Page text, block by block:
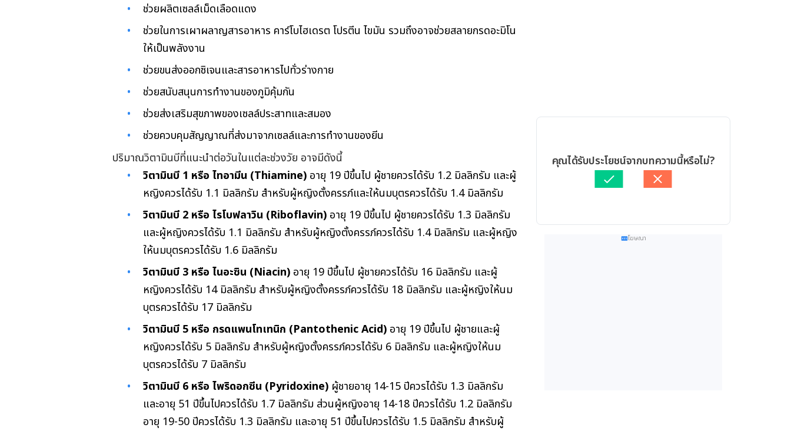
ช่วยผลิตเซลล์เม็ดเลือดแดง
ช่วยในการเผาผลาญสารอาหาร คาร์โบไฮเดรต โปรตีน ไขมัน รวมถึงอาจช่วยสลายกรดอะมิโน
ให้เป็นพลังงาน
ช่วยขนส่งออกซิเจนและสารอาหารไปทั่วร่างกาย
ช่วยสนับสนุนการทำงานของภูมิคุ้มกัน
ช่วยส่งเสริมสุขภาพของเซลล์ประสาทและสมอง
ช่วยควบคุมสัญญาณที่ส่งมาจากเซลล์และการทำงานของยีน
ปริมาณวิตามินบีที่แนะนำต่อวันในแต่ละช่วงวัย อาจมีดังนี้
วิตามินบี 1 หรือ ไทอามีน (Thiamine) อายุ 19 ปีขึ้นไป ผู้ชายควรได้รับ 1.2 มิลลิกรัม และผู้
หญิงควรได้รับ 1.1 มิลลิกรัม สำหรับผู้หญิงตั้งครรภ์และให้นมบุตรควรได้รับ 1.4 มิลลิกรัม
วิตามินบี 2 หรือ ไรโบฟลาวิน (Riboflavin) อายุ 19 ปีขึ้นไป ผู้ชายควรได้รับ 1.3 มิลลิกรัม
และผู้หญิงควรได้รับ 1.1 มิลลิกรัม สำหรับผู้หญิงตั้งครรภ์ควรได้รับ 1.4 มิลลิกรัม และผู้หญิง
ให้นมบุตรควรได้รับ 1.6 มิลลิกรัม
วิตามินบี 3 หรือ ไนอะซิน (Niacin) อายุ 19 ปีขึ้นไป ผู้ชายควรได้รับ 16 มิลลิกรัม และผู้
หญิงควรได้รับ 14 มิลลิกรัม สำหรับผู้หญิงตั้งครรภ์ควรได้รับ 18 มิลลิกรัม และผู้หญิงให้นม
บุตรควรได้รับ 17 มิลลิกรัม
วิตามินบี 5 หรือ กรดแพนโทเทนิก (Pantothenic Acid) อายุ 19 ปีขึ้นไป ผู้ชายและผู้
หญิงควรได้รับ 5 มิลลิกรัม สำหรับผู้หญิงตั้งครรภ์ควรได้รับ 6 มิลลิกรัม และผู้หญิงให้นม
บุตรควรได้รับ 7 มิลลิกรัม
วิตามินบี 6 หรือ ไพริดอกซีน (Pyridoxine) ผู้ชายอายุ 14-15 ปีควรได้รับ 1.3 มิลลิกรัม
และอายุ 51 ปีขึ้นไปควรได้รับ 1.7 มิลลิกรัม ส่วนผู้หญิงอายุ 14-18 ปีควรได้รับ 1.2 มิลลิกรัม
อายุ 19-50 ปีควรได้รับ 1.3 มิลลิกรัม และอายุ 51 ปีขึ้นไปควรได้รับ 1.5 มิลลิกรัม สำหรับผู้
คุณได้รับประโยชน์จากบทความนี้หรือไม่?
โฆษณา